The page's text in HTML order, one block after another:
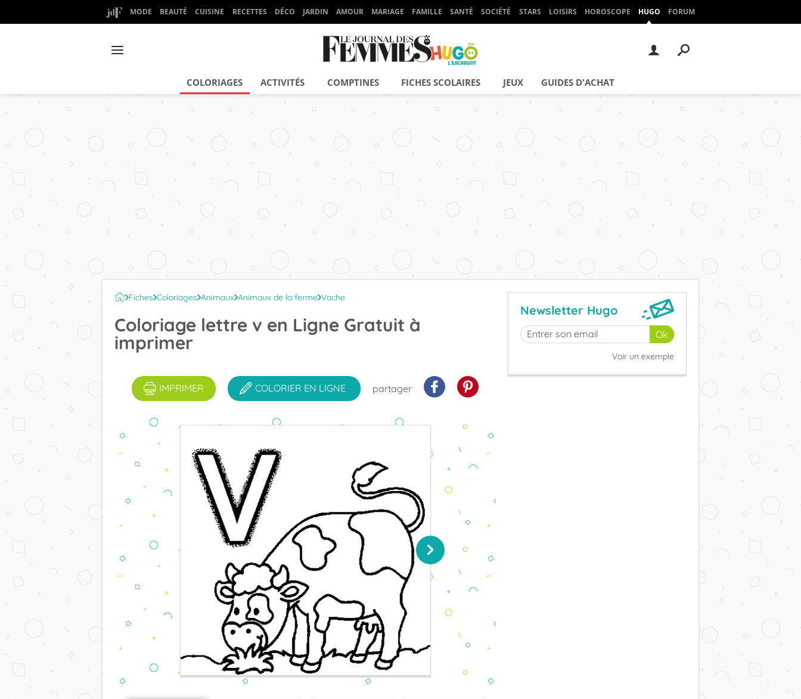
MODE BEAUTÉ CUISINE RECETTES DÉCO JARDIN AMOUR MARIAGE FAMILLE SANTÉ SOCIÉTÉ STARS LOISIRS HOROSCOPE HUGO FORUM
COLORIAGES ACTIVITÉS COMPTINES FICHES SCOLAIRES JEUX GUIDES D'ACHAT
Fiches Coloriages Animaux Animaux de la ferme Vache
Coloriage lettre v en Ligne Gratuit à
imprimer
IMPRIMER COLORIER EN LIGNE partager
Newsletter Hugo
Voir un exemple